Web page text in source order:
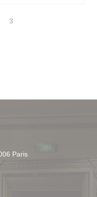
3
Paris((新しいウィンドウで